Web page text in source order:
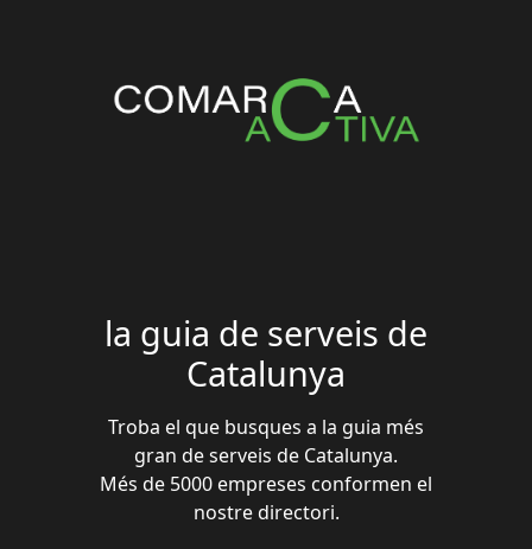
la guia de serveis de
Catalunya
Troba el que busques a la guia més
gran de serveis de Catalunya.
Més de 5000 empreses conformen el
nostre directori.